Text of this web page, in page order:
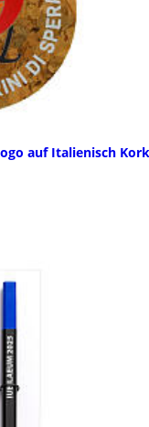
auf Italienisch Kork